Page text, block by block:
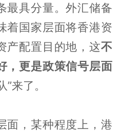
最具分量。外汇储备
着国家层面将香港资
产配置目的地，这不
，更是政策信号层面
”来了。
面，某种程度上，港